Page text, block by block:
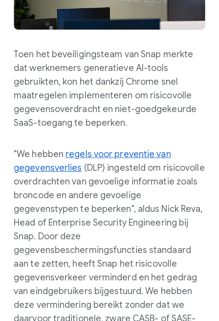
Toen het beveiligingsteam van Snap merkte
dat werknemers generatieve AI-tools
gebruikten, kon het dankzij Chrome snel
maatregelen implementeren om risicovolle
gegevensoverdracht en niet-goedgekeurde
SaaS-toegang te beperken.
"We hebben regels voor preventie van
gegevensverlies (DLP) ingesteld om risicovolle
overdrachten van gevoelige informatie zoals
broncode en andere gevoelige
gegevenstypen te beperken", aldus Nick Reva,
Head of Enterprise Security Engineering bij
Snap. Door deze
gegevensbeschermingsfuncties standaard
aan te zetten, heeft Snap het risicovolle
gegevensverkeer verminderd en het gedrag
van eindgebruikers bijgestuurd. We hebben
deze vermindering bereikt zonder dat we
daarvoor traditionele, zware CASB- of SASE-